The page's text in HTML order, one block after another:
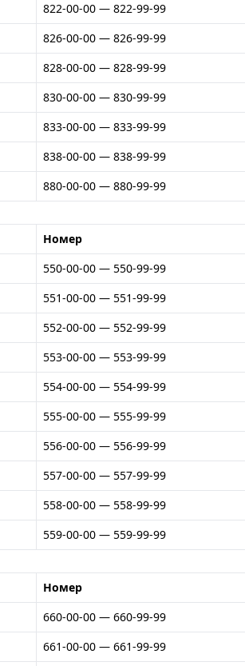
822-00-00 — 822-99-99
826-00-00 — 826-99-99
828-00-00 — 828-99-99
830-00-00 — 830-99-99
833-00-00 — 833-99-99
838-00-00 — 838-99-99
880-00-00 — 880-99-99
Номер
550-00-00 — 550-99-99
551-00-00 — 551-99-99
552-00-00 — 552-99-99
553-00-00 — 553-99-99
554-00-00 — 554-99-99
555-00-00 — 555-99-99
556-00-00 — 556-99-99
557-00-00 — 557-99-99
558-00-00 — 558-99-99
559-00-00 — 559-99-99
Номер
660-00-00 — 660-99-99
661-00-00 — 661-99-99